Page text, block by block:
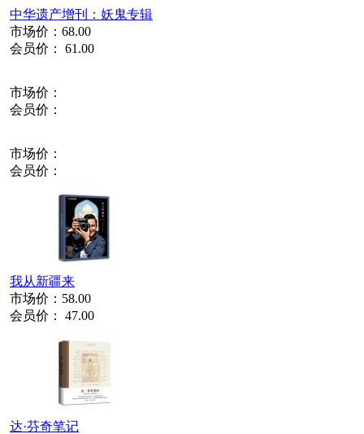
中华遗产增刊：妖鬼专辑
市场价： 68.00
会员价： 61.00
市场价：
会员价：
市场价：
会员价：
我从新疆来
市场价： 58.00
会员价： 47.00
达·芬奇笔记